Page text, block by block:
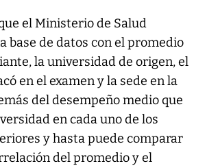
el Ministerio de Salud
base de datos con el promedio
la universidad de origen, el
en el examen y la sede en la
del desempeño medio que
en cada uno de los
y hasta puede comparar
del promedio y el